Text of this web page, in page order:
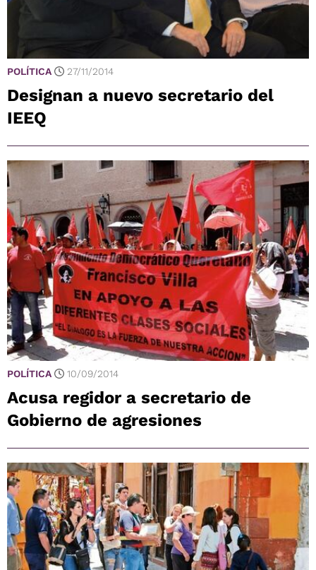
POLÍTICA 27/11/2014
Designan a nuevo secretario del
IEEQ
POLÍTICA 10/09/2014
Acusa regidor a secretario de
Gobierno de agresiones